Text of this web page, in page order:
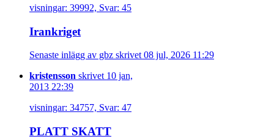
visningar: 39992, Svar: 45
Irankriget
Senaste inlägg av gbz skrivet 08 jul, 2026 11:29
kristensson skrivet 10 jan,
2013 22:39
visningar: 34757, Svar: 47
PLATT SKATT